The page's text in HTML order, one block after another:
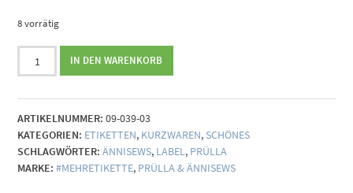
8 vorrätig
Patch
Kids
Menge
IN DEN WARENKORB
ARTIKELNUMMER: 09-039-03
KATEGORIEN: ETIKETTEN, KURZWAREN, SCHÖNES
SCHLAGWÖRTER: ÄNNISEWS, LABEL, PRÜLLA
MARKE:#MEHRETIKETTE, PRÜLLA & ÄNNISEWS